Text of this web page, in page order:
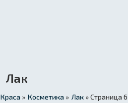
Лак
Краса » Косметика » Лак » Страница 6